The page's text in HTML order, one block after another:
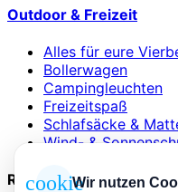
Outdoor & Freizeit
Alles für eure
Bollerwagen
Campingleuchten
Freizeitspaß
Schlafsäcke &
Wind- &
Rechtliches
cookieWir nutzen